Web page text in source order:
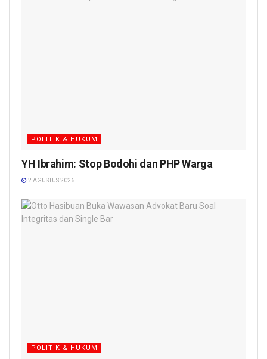
POLITIK & HUKUM
YH Ibrahim: Stop Bodohi dan PHP Warga
2 AGUSTUS 2026
POLITIK & HUKUM